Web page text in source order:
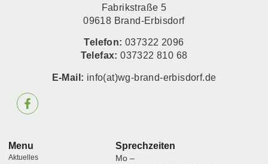
Fabrikstraße 5
09618 Brand-Erbisdorf
Telefon: 037322 2096
Telefax: 037322 810 68
E-Mail: info(at)wg-brand-erbisdorf.de
Menu
Aktuelles
Sprechzeiten
Mo –